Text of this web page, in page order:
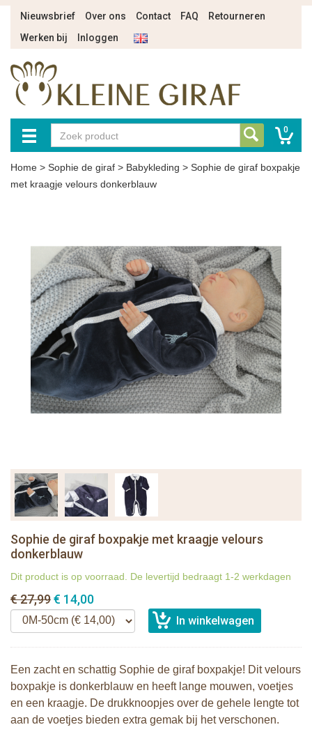
Nieuwsbrief Over ons Contact FAQ
Retourneren
Werken bij
Inloggen
0
Home > Sophie de giraf > Babykleding > Sophie de giraf boxpakje
met kraagje velours donkerblauw
Sophie de giraf boxpakje met kraagje velours
donkerblauw
Dit product is op voorraad. De levertijd bedraagt 1-2 werkdagen
€ 27,99€ 14,00
Een zacht en schattig Sophie de giraf boxpakje! Dit velours
boxpakje is donkerblauw en heeft lange mouwen, voetjes
en een kraagje. De drukknoopjes over de gehele lengte tot
aan de voetjes bieden extra gemak bij het verschonen.